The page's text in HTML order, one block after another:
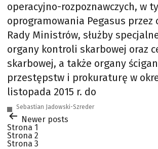
operacyjno-rozpoznawczych, w
oprogramowania Pegasus przez
Rady Ministrów, służby
organy kontroli skarbowej oraz
skarbowej, a także organy
przestępstw i prokuraturę w
listopada 2015 r. do
Sebastian Jadowski-Szreder
Stronicowanie
wpisów
Newer posts
Strona 1
Strona 2
Strona 3